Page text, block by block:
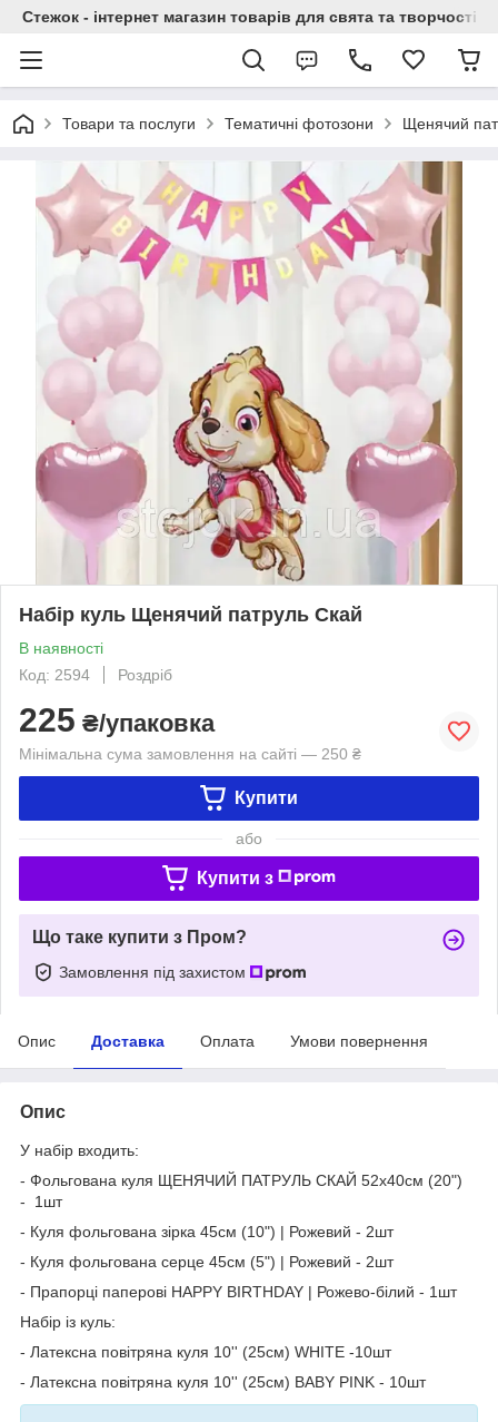
Стежок - інтернет магазин товарів для свята та творчості
Товари та послуги Тематичні фотозони Щенячий
Набір куль Щенячий патруль Скай
В наявності
Код: 2594
Роздріб
225 ₴/упаковка
Мінімальна сума замовлення на сайті — 250 ₴
Купити
або
Купити з
Що таке купити з Пром?
Замовлення під захистом
Опис Доставка Оплата Умови повернення
Опис
У набір входить:
- Фольгована куля ЩЕНЯЧИЙ ПАТРУЛЬ СКАЙ 52х40см (20")
- 1шт
- Куля фольгована зірка 45см (10") | Рожевий - 2шт
- Куля фольгована серце 45см (5") | Рожевий - 2шт
- Прапорці паперові HAPPY BIRTHDAY | Рожево-білий - 1шт
Набір із куль:
- Латексна повітряна куля 10'' (25см) WHITE -10шт
- Латексна повітряна куля 10'' (25см) BABY PINK - 10шт